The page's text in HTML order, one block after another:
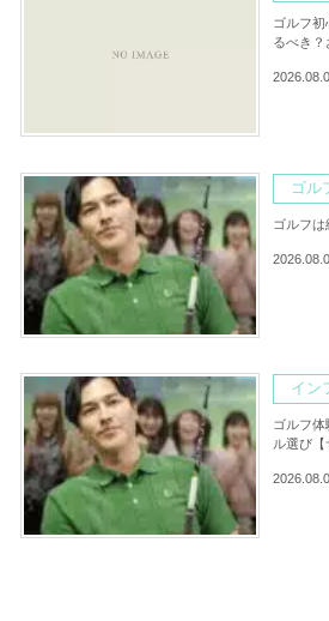
ゴルフ
るべき
ゴル
ゴルフは
イン
ゴルフ
ル選び【